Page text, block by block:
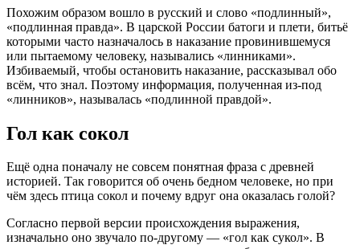
Похожим образом вошло в русский и слово «подлинный»,
«подлинная правда». В царской России батоги и плети, битьё
которыми часто назначалось в наказание провинившемуся
или пытаемому человеку, назывались «линниками».
Избиваемый, чтобы остановить наказание, рассказывал обо
всём, что знал. Поэтому информация, полученная из-под
«линников», называлась «подлинной правдой».
Гол как сокол
Ещё одна поначалу не совсем понятная фраза с древней
историей. Так говорится об очень бедном человеке, но при
чём здесь птица сокол и почему вдруг она оказалась голой?
Согласно первой версии происхождения выражения,
изначально оно звучало по-другому — «гол как сукол». В